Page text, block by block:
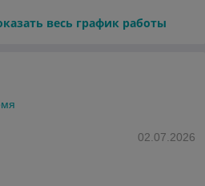
весь график работы
02.07.2026